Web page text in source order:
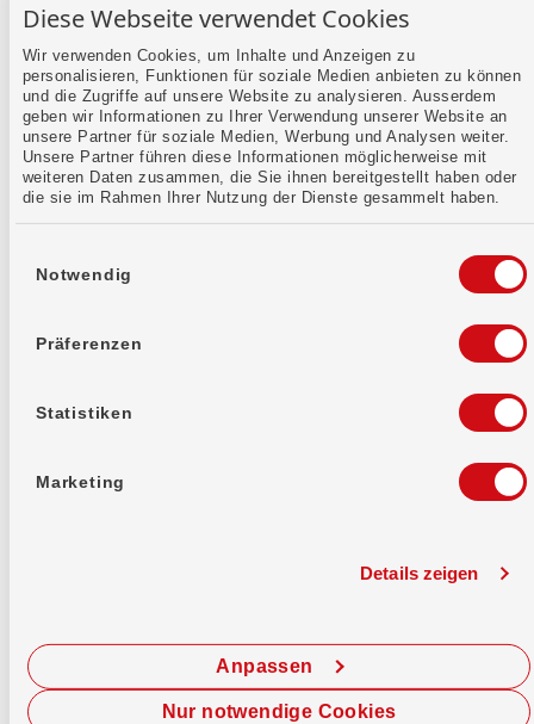
Diese Webseite verwendet Cookies
Wir verwenden Cookies, um Inhalte und Anzeigen zu
personalisieren, Funktionen für soziale Medien anbieten zu können
und die Zugriffe auf unsere Website zu analysieren. Ausserdem
geben wir Informationen zu Ihrer Verwendung unserer Website an
unsere Partner für soziale Medien, Werbung und Analysen weiter.
Unsere Partner führen diese Informationen möglicherweise mit
weiteren Daten zusammen, die Sie ihnen bereitgestellt haben oder
die sie im Rahmen Ihrer Nutzung der Dienste gesammelt haben.
Notwendig
Präferenzen
Statistiken
Marketing
Details zeigen
Anpassen
Nur notwendige Cookies
Mehr erfahren
Kontaktformular
Jetzt chatten